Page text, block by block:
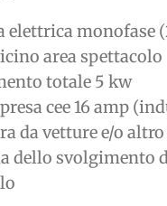
monofase
area spettacolo
totale 5 kw
cee 16 amp
da vetture e/o
dello svolgimento